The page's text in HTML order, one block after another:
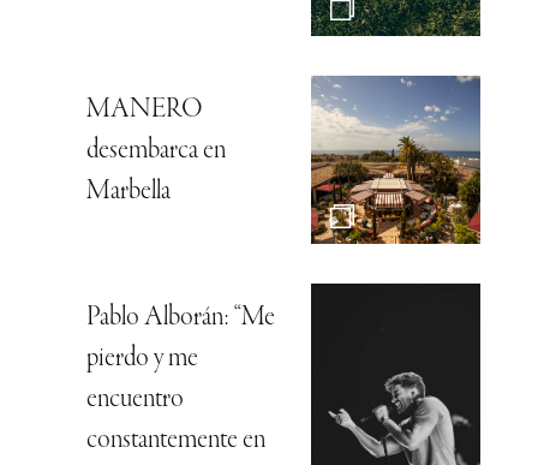
MANERO
desembarca en
Marbella
Pablo Alborán: “Me
pierdo y me
encuentro
constantemente en